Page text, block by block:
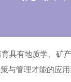
具有地质学、矿
与管理才能的应用